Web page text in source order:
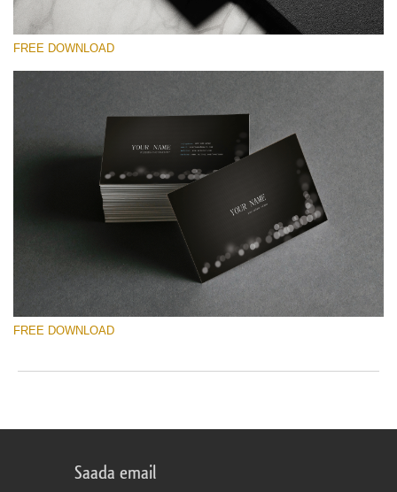
Free Template #11
Senior Price List
Free download
FREE DOWNLOAD
FREE DOWNLOAD
Saada email